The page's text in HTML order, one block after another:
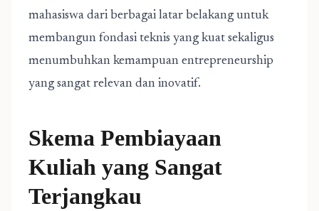
mahasiswa dari berbagai latar belakang untuk
membangun fondasi teknis yang kuat sekaligus
menumbuhkan kemampuan entrepreneurship
yang sangat relevan dan inovatif.
Skema Pembiayaan
Kuliah yang Sangat
Terjangkau